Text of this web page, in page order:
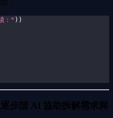
：
：" ) )
步請 AI 協助拆解需求與